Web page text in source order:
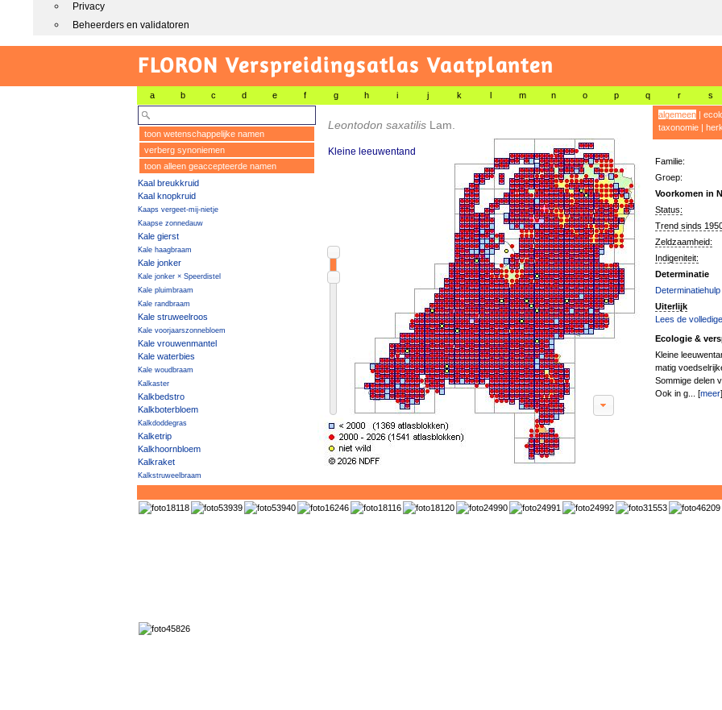
Privacy
Beheerders en validatoren
FLORON Verspreidingsatlas Vaatplanten
a b c d e f g h i j k l m n o p q r s
toon wetenschappelijke namen
verberg synoniemen
toon alleen geaccepteerde namen
Kaal breukkruid
Kaal knopkruid
Kaaps vergeet-mij-nietje
Kaapse zonnedauw
Kale gierst
Kale haagbraam
Kale jonker
Kale jonker × Speerdistel
Kale pluimbraam
Kale randbraam
Kale struweelroos
Kale voorjaarszonnebloem
Kale vrouwenmantel
Kale waterbies
Kale woudbraam
Kalkaster
Kalkbedstro
Kalkboterbloem
Kalkdoddegras
Kalketrip
Kalkhoornbloem
Kalkraket
Kalkstruweelbraam
Kalkwalstro
Kalkzwenkgras
Kalmoes
Kamvaren × Smalle stekelvaren
Leontodon saxatilis Lam.
Kleine leeuwentand
algemeen|
taxonomie|
Familie:
Groep:
Voorkomen in
Status:
Trend sinds
Zeldzaamheid:
Indigeniteit:
Determinatie
Uiterlijk
Lees de
Ecologie &
Kleine
matig
Sommige delen
Ook in g... [meer]